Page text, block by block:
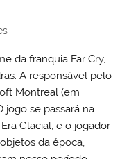
da franquia Far Cry,
A responsável pelo
Montreal (em
jogo se passará na
Glacial, e o jogador
da época,